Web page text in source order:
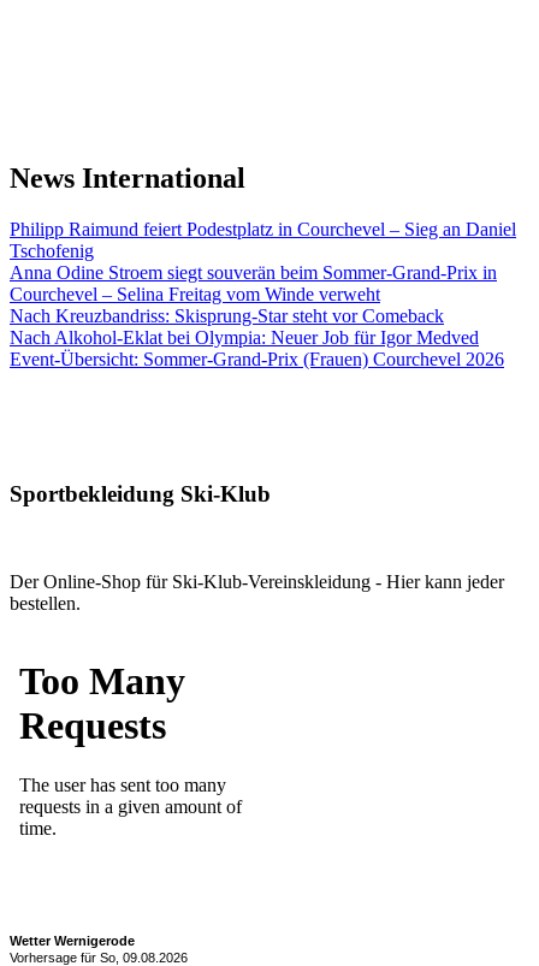
News International
Philipp Raimund feiert Podestplatz in Courchevel – Sieg an Daniel
Tschofenig
Anna Odine Stroem siegt souverän beim Sommer-Grand-Prix in
Courchevel – Selina Freitag vom Winde verweht
Nach Kreuzbandriss: Skisprung-Star steht vor Comeback
Nach Alkohol-Eklat bei Olympia: Neuer Job für Igor Medved
Event-Übersicht: Sommer-Grand-Prix (Frauen) Courchevel 2026
Sportbekleidung Ski-Klub
Der Online-Shop für Ski-Klub-Vereinskleidung - Hier kann jeder
bestellen.
Wetter Wernigerode
Vorhersage für So, 09.08.2026